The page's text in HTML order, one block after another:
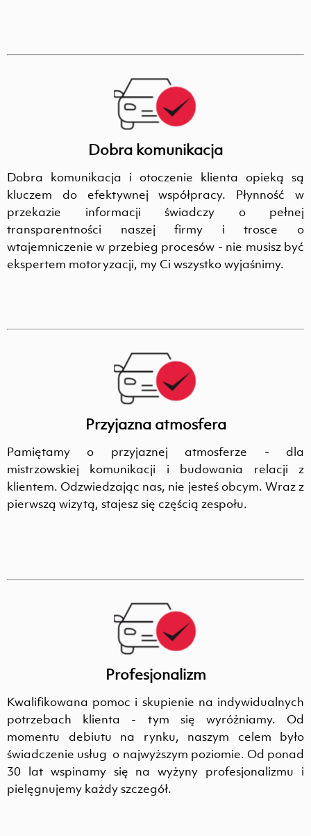
Dobra komunikacja
Dobra komunikacja i otoczenie klienta opieką są
kluczem do efektywnej współpracy. Płynność w
przekazie informacji świadczy o pełnej
transparentności naszej firmy i trosce o
wtajemniczenie w przebieg procesów - nie musisz być
ekspertem motoryzacji, my Ci wszystko wyjaśnimy.
Przyjazna atmosfera
Pamiętamy o przyjaznej atmosferze - dla
mistrzowskiej komunikacji i budowania relacji z
klientem. Odzwiedzając nas, nie jesteś obcym. Wraz z
pierwszą wizytą, stajesz się częścią zespołu.
Profesjonalizm
Kwalifikowana pomoc i skupienie na indywidualnych
potrzebach klienta - tym się wyróżniamy. Od
momentu debiutu na rynku, naszym celem było
świadczenie usług o najwyższym poziomie. Od ponad
30 lat wspinamy się na wyżyny profesjonalizmu i
pielęgnujemy każdy szczegół.